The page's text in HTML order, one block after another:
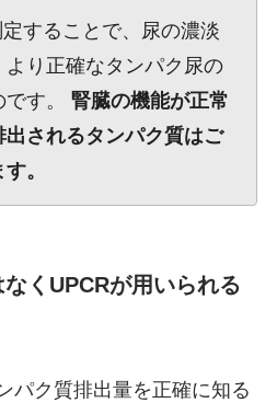
することで、尿の濃淡
り正確なタンパク尿の
す。 腎臓の機能が正常
されるタンパク質はご
。
くUPCRが用いられる
パク質排出量を正確に知る